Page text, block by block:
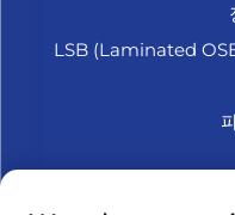
LSB (Laminated